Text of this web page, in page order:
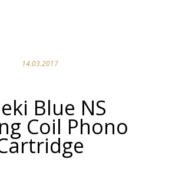
14.03.2017
Blue NS
Coil Phono